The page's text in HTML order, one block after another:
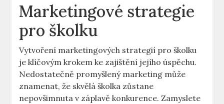
Marketingové strategie
pro školku
Vytvoření marketingových strategií pro školku
je klíčovým krokem ke zajištění jejího úspěchu.
Nedostatečně promyšlený marketing může
znamenat, že skvělá školka zůstane
nepovšimnuta v záplavě konkurence. Zamyslete